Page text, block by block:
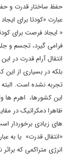
حفظ ساختار قدرت و
عبارت «کودتا برای
« ایجاد فرصت برای
فرامی گیرد، تجسم و
انتقال آرام قدرت در
بلکه در بسیاری از این
تجربه نشده است.
این کشورها، اهرم ها
ظاهرا دمکراتیک در
های زیادی برخوردار
«انتقال قدرت» یا به
انرژی متراکمی که